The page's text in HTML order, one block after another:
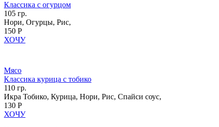
Классика с огурцом
105 гр.
Нори, Огурцы, Рис,
150 Р
ХОЧУ
Мясо
Классика курица с тобико
110 гр.
Икра Тобико, Курица, Нори, Рис, Спайси соус,
130 Р
ХОЧУ